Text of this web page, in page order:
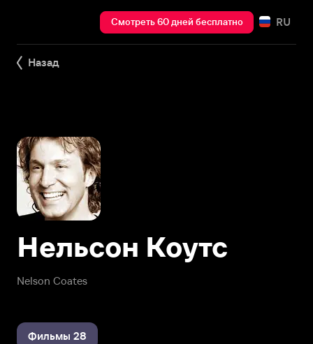
Смотреть 60 дней бесплатно RU
Назад
Nelson Coates
Нельсон Коутс
Фильмы 28